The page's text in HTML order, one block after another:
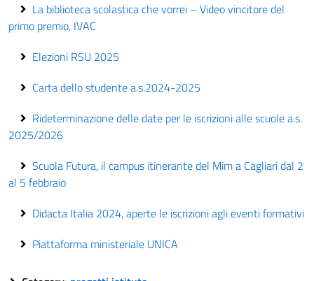
La biblioteca scolastica che vorrei – Video vincitore del
primo premio, IVAC
Elezioni RSU 2025
Carta dello studente a.s.2024-2025
Rideterminazione delle date per le iscrizioni alle scuole a.s.
2025/2026
Scuola Futura, il campus itinerante del Mim a Cagliari dal 2
al 5 febbraio
Didacta Italia 2024, aperte le iscrizioni agli eventi formativi
Piattaforma ministeriale UNICA